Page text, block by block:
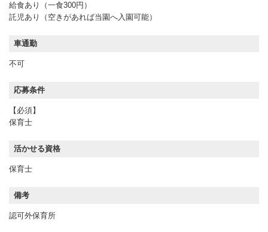
給食あり（一食300円）
託児あり（空きがあれば当園へ入園可能）
車通勤
不可
応募条件
【必須】
保育士
活かせる資格
保育士
備考
認可外保育所